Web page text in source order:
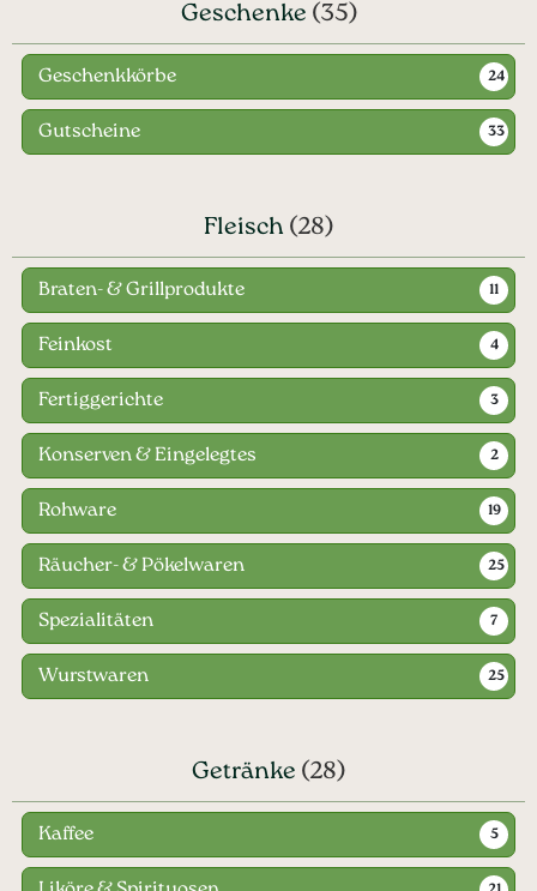
Geschenke (35)
Geschenkkörbe 24
Gutscheine 33
Fleisch (28)
Braten- & Grillprodukte 11
Feinkost 4
Fertiggerichte 3
Konserven & Eingelegtes 2
Rohware 19
Räucher- & Pökelwaren 25
Spezialitäten 7
Wurstwaren 25
Getränke (28)
Kaffee 5